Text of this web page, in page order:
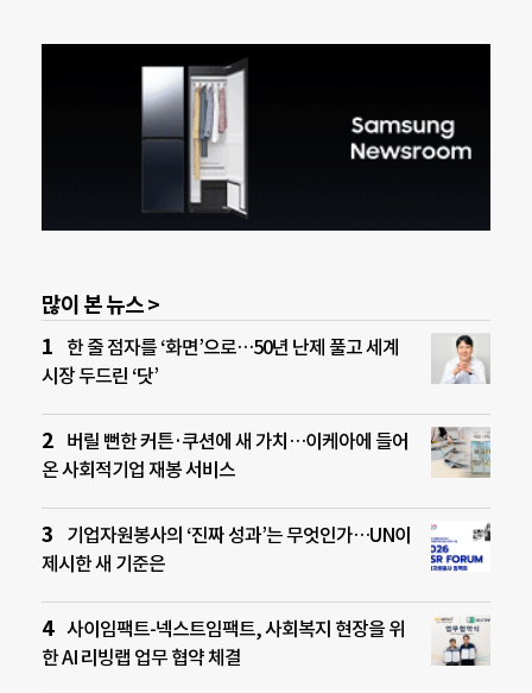
많이 본 뉴스 >
한 줄 점자를 ‘화면’으로…50년 난제 풀고 세계
시장 두드린 ‘닷’
버릴 뻔한 커튼·쿠션에 새 가치…이케아에 들어
온 사회적기업 재봉 서비스
기업자원봉사의 ‘진짜 성과’는 무엇인가…UN이
제시한 새 기준은
사이임팩트-넥스트임팩트, 사회복지 현장을 위
한 AI 리빙랩 업무 협약 체결